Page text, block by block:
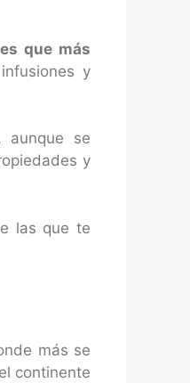
que más
y
aunque se
y
las que te
más se
continente